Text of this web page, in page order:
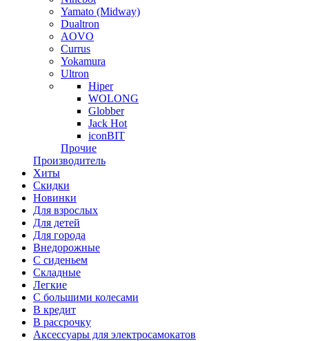
Yamato (Midway)
Dualtron
AOVO
Currus
Yokamura
Ultron
Hiper
WOLONG
Globber
Jack Hot
iconBIT
Прочие
Производитель
Хиты
Скидки
Новинки
Для взрослых
Для детей
Для города
Внедорожные
С сиденьем
Складные
Легкие
С большими колесами
В кредит
В рассрочку
Аксессуары для электросамокатов